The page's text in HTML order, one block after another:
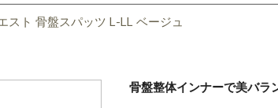
スト 骨盤スパッツ L-LL ベージュ
骨盤整体インナーで美バラ